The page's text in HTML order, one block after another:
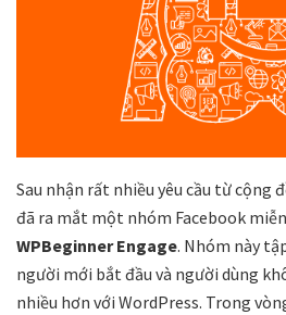
Sau nhận rất nhiều yêu cầu từ cộng
đã ra mắt một nhóm Facebook
WPBeginner Engage. Nhóm này
người mới bắt đầu và người dùng
nhiều hơn với WordPress. Trong